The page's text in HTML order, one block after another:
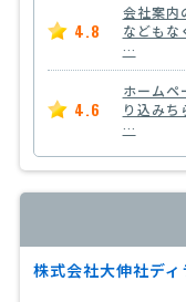
4.8
会社案内
などもな
…
4.6
ホームペ
り込みち
…
株式会社大伸社ディ